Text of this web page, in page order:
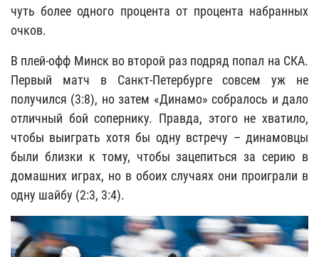
чуть более одного процента от процента набранных
очков.
В плей-офф Минск во второй раз подряд попал на СКА.
Первый матч в Санкт-Петербурге совсем уж не
получился (3:8), но затем «Динамо» собралось и дало
отличный бой сопернику. Правда, этого не хватило,
чтобы выиграть хотя бы одну встречу – динамовцы
были близки к тому, чтобы зацепиться за серию в
домашних играх, но в обоих случаях они проиграли в
одну шайбу (2:3, 3:4).